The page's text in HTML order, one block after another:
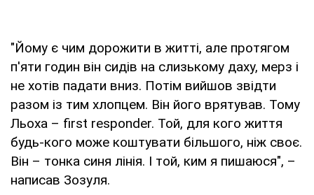
"Йому є чим дорожити в житті, але протягом
п'яти годин він сидів на слизькому даху, мерз і
не хотів падати вниз. Потім вийшов звідти
разом із тим хлопцем. Він його врятував. Тому
Льоха – first responder. Той, для кого життя
будь-кого може коштувати більшого, ніж своє.
Він – тонка синя лінія. І той, ким я пишаюся", –
написав Зозуля.